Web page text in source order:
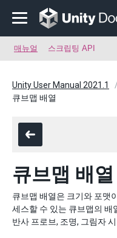
매뉴얼 스크립팅 API
Unity User Manual 2021.1
큐브맵 배열
큐브맵 배열
큐브맵 배열은 크기와 포맷
세스할 수 있는 큐브맵의 배
반사 프로브, 조명, 그림자